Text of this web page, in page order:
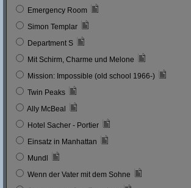
Emergency Room
Simon Templar
Department S
Mit Schirm, Charme und Melone
Mission: Impossible (old school 1966-)
Twin Peaks
Ally McBeal
Hotel Sacher - Portier
Einsatz in Manhattan
Mundl
Wenn der Vater mit dem Sohne